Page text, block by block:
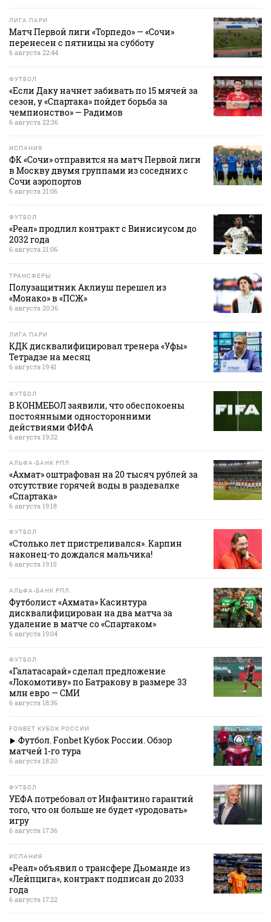
ЛИГА ПАРИ
Матч Первой лиги «Торпедо» — «Сочи»
перенесен с пятницы на субботу
6 августа 22:44
ФУТБОЛ
«Если Даку начнет забивать по 15 мячей за
сезон, у «Спартака» пойдет борьба за
чемпионство» — Радимов
6 августа 22:36
ИСПАНИЯ
ФК «Сочи» отправится на матч Первой лиги
в Москву двумя группами из соседних с
Сочи аэропортов
6 августа 21:06
ФУТБОЛ
«Реал» продлил контракт с Винисиусом до
2032 года
6 августа 21:06
ТРАНСФЕРЫ
Полузащитник Аклиуш перешел из
«Монако» в «ПСЖ»
6 августа 20:36
ЛИГА ПАРИ
КДК дисквалифицировал тренера «Уфы»
Тетрадзе на месяц
6 августа 19:41
ФУТБОЛ
В КОНМЕБОЛ заявили, что обеспокоены
постоянными односторонними
действиями ФИФА
6 августа 19:32
АЛЬФА-БАНК РПЛ
«Ахмат» оштрафован на 20 тысяч рублей за
отсутствие горячей воды в раздевалке
«Спартака»
6 августа 19:18
ФУТБОЛ
«Столько лет пристреливался». Карпин
наконец-то дождался мальчика!
6 августа 19:15
АЛЬФА-БАНК РПЛ
Футболист «Ахмата» Касинтура
дисквалифицирован на два матча за
удаление в матче со «Спартаком»
6 августа 19:04
ФУТБОЛ
«Галатасарай» сделал предложение
«Локомотиву» по Батракову в размере 33
млн евро — СМИ
6 августа 18:36
FONBET КУБОК РОССИИ
Футбол. Fonbet Кубок России. Обзор
матчей 1-го тура
6 августа 18:20
ФУТБОЛ
УЕФА потребовал от Инфантино гарантий
того, что он больше не будет «уродовать»
игру
6 августа 17:36
ИСПАНИЯ
«Реал» объявил о трансфере Дьоманде из
«Лейпцига», контракт подписан до 2033
года
6 августа 17:22